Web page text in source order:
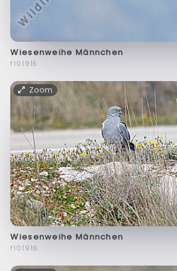
Wiesenweihe Männchen
f101915
Zoom
Wiesenweihe Männchen
f101916